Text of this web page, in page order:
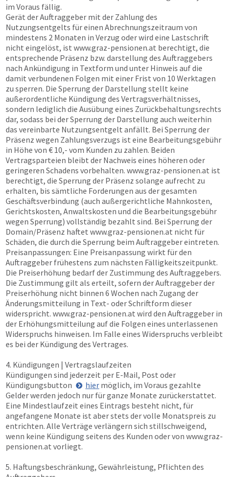
im Voraus fällig.
Gerät der Auftraggeber mit der Zahlung des
Nutzungsentgelts für einen Abrechnungszeitraum von
mindestens 2 Monaten in Verzug oder wird eine Lastschrift
nicht eingelöst, ist www.graz-pensionen.at berechtigt, die
entsprechende Präsenz bzw. darstellung des Auftraggebers
nach Ankündigung in Textform und unter Hinweis auf die
damit verbundenen Folgen mit einer Frist von 10 Werktagen
zu sperren. Die Sperrung der Darstellung stellt keine
außerordentliche Kündigung des Vertragsverhältnisses,
sondern lediglich die Ausübung eines Zurückbehaltungsrechts
dar, sodass bei der Sperrung der Darstellung auch weiterhin
das vereinbarte Nutzungsentgelt anfällt. Bei Sperrung der
Präsenz wegen Zahlungsverzugs ist eine Bearbeitungsgebühr
in Höhe von € 10,- vom Kunden zu zahlen. Beiden
Vertragsparteien bleibt der Nachweis eines höheren oder
geringeren Schadens vorbehalten. www.graz-pensionen.at ist
berechtigt, die Sperrung der Präsenz solange aufrecht zu
erhalten, bis sämtliche Forderungen aus der gesamten
Geschäftsverbindung (auch außergerichtliche Mahnkosten,
Gerichtskosten, Anwaltskosten und die Bearbeitungsgebühr
wegen Sperrung) vollständig bezahlt sind. Bei Sperrung der
Domain/Präsenz haftet www.graz-pensionen.at nicht für
Schäden, die durch die Sperrung beim Auftraggeber eintreten.
Preisanpassungen: Eine Preisanpassung wirkt für den
Auftraggeber frühestens zum nächsten Fälligkeitszeitpunkt.
Die Preiserhöhung bedarf der Zustimmung des Auftraggebers.
Die Zustimmung gilt als erteilt, sofern der Auftraggeber der
Preiserhöhung nicht binnen 6 Wochen nach Zugang der
Änderungsmitteilung in Text- oder Schriftform dieser
widerspricht. www.graz-pensionen.at wird den Auftraggeber in
der Erhöhungsmitteilung auf die Folgen eines unterlassenen
Widerspruchs hinweisen. Im Falle eines Widerspruchs verbleibt
es bei der Kündigung des Vertrages.
4. Kündigungen | Vertragslaufzeiten
Kündigungen sind jederzeit per E-Mail, Post oder
Kündigungsbutton
hier möglich, im Voraus gezahlte
Gelder werden jedoch nur für ganze Monate zurückerstattet.
Eine Mindestlaufzeit eines Eintrags besteht nicht, für
angefangene Monate ist aber stets der volle Monatspreis zu
entrichten. Alle Verträge verlängern sich stillschweigend,
wenn keine Kündigung seitens des Kunden oder von www.graz-
pensionen.at vorliegt.
5. Haftungsbeschränkung, Gewährleistung, Pflichten des